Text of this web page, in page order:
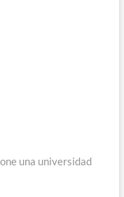
una universidad